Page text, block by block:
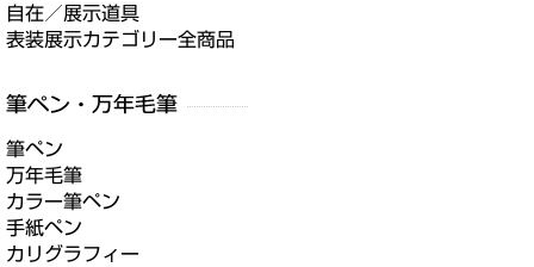
自在／展示道具
表装展示カテゴリー全商品
筆ペン
万年毛筆
カラー筆ペン
手紙ペン
カリグラフィー